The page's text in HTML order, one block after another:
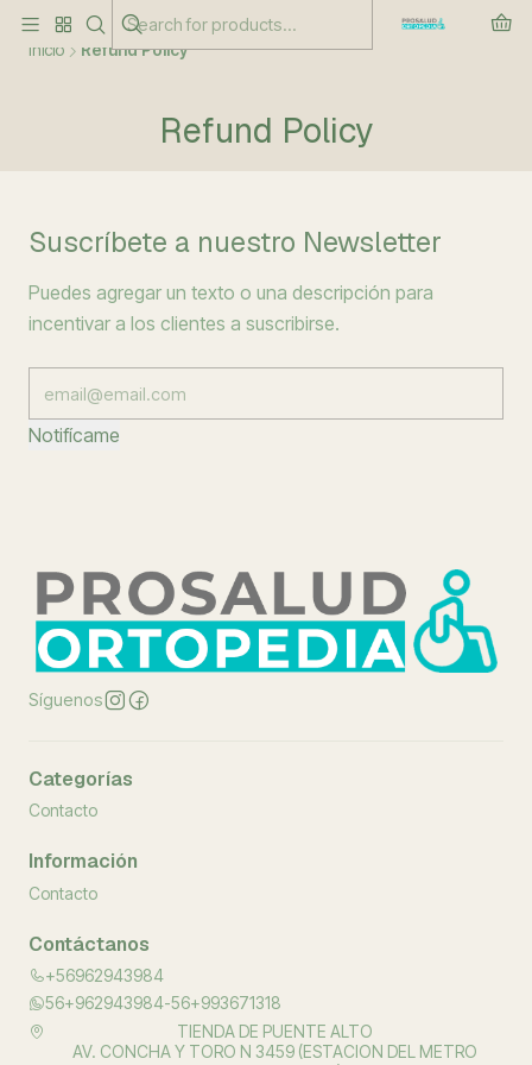
Inicio Refund Policy
Refund Policy
Suscríbete a nuestro Newsletter
Puedes agregar un texto o una descripción para
incentivar a los clientes a suscribirse.
Notifícame
Síguenos
Categorías
Contacto
Información
Contacto
Contáctanos
+56962943984
56+962943984-56+993671318
TIENDA DE PUENTE ALTO
AV. CONCHA Y TORO N 3459 (ESTACION DEL METRO